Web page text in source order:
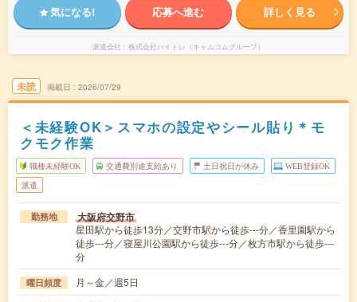
気になる! 応募へ進む 詳しく見る
派遣会社 株式会社バイトレ（キャムコムグループ）
未読 掲載日 2026/07/29
＜未経験OK＞スマホの設定やシール貼り＊モ
クモク作業
職種未経験OK 交通費別途支給あり 土日祝日が休み WEB登録OK
派遣
勤務地 大阪府交野市
星田駅から徒歩13分／交野市駅から徒歩---分／香里園駅から
徒歩---分／寝屋川公園駅から徒歩---分／枚方市駅から徒歩---
分
曜日頻度 月～金／週5日